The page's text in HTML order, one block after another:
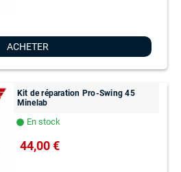
ACHETER
Kit de réparation Pro-Swing 45
Minelab
lens En stock
44,00 €